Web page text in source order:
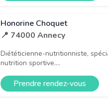
Honorine Choquet
📍 74000 Annecy
Diététicienne-nutritionniste,
nutrition sportive....
Prendre rendez-vous